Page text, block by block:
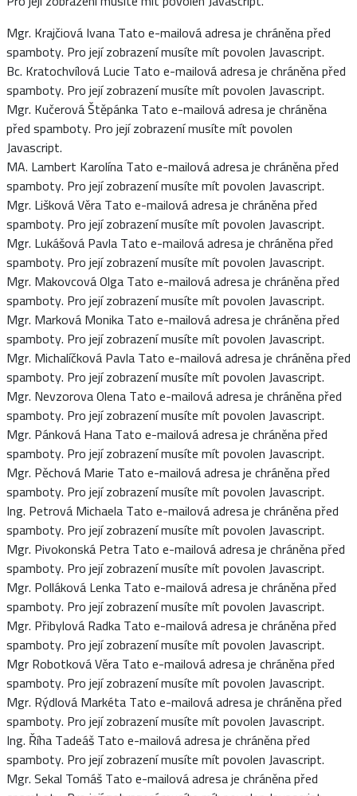
Mgr. Krajčiová IvanaTato e-mailová adresa je chráněna před
spamboty. Pro její zobrazení musíte mít povolen Javascript.
Bc. Kratochvílová Lucie Tato e-mailová adresa je chráněna před
spamboty. Pro její zobrazení musíte mít povolen Javascript.
Mgr. Kučerová ŠtěpánkaTato e-mailová adresa je chráněna
před spamboty. Pro její zobrazení musíte mít povolen
Javascript.
MA. Lambert KarolínaTato e-mailová adresa je chráněna před
spamboty. Pro její zobrazení musíte mít povolen Javascript.
Mgr. Lišková VěraTato e-mailová adresa je chráněna před
spamboty. Pro její zobrazení musíte mít povolen Javascript.
Mgr. Lukášová PavlaTato e-mailová adresa je chráněna před
spamboty. Pro její zobrazení musíte mít povolen Javascript.
Mgr. Makovcová OlgaTato e-mailová adresa je chráněna před
spamboty. Pro její zobrazení musíte mít povolen Javascript.
Mgr. Marková MonikaTato e-mailová adresa je chráněna před
spamboty. Pro její zobrazení musíte mít povolen Javascript.
Mgr. Michalíčková PavlaTato e-mailová adresa je chráněna před
spamboty. Pro její zobrazení musíte mít povolen Javascript.
Mgr. Nevzorova OlenaTato e-mailová adresa je chráněna před
spamboty. Pro její zobrazení musíte mít povolen Javascript.
Mgr. Pánková HanaTato e-mailová adresa je chráněna před
spamboty. Pro její zobrazení musíte mít povolen Javascript.
Mgr. Pěchová Marie Tato e-mailová adresa je chráněna před
spamboty. Pro její zobrazení musíte mít povolen Javascript.
Ing. Petrová MichaelaTato e-mailová adresa je chráněna před
spamboty. Pro její zobrazení musíte mít povolen Javascript.
Mgr. Pivokonská PetraTato e-mailová adresa je chráněna před
spamboty. Pro její zobrazení musíte mít povolen Javascript.
Mgr. Polláková LenkaTato e-mailová adresa je chráněna před
spamboty. Pro její zobrazení musíte mít povolen Javascript.
Mgr. Přibylová RadkaTato e-mailová adresa je chráněna před
spamboty. Pro její zobrazení musíte mít povolen Javascript.
Mgr Robotková VěraTato e-mailová adresa je chráněna před
spamboty. Pro její zobrazení musíte mít povolen Javascript.
Mgr. Rýdlová MarkétaTato e-mailová adresa je chráněna před
spamboty. Pro její zobrazení musíte mít povolen Javascript.
Ing. Říha TadeášTato e-mailová adresa je chráněna před
spamboty. Pro její zobrazení musíte mít povolen Javascript.
Mgr. Sekal TomášTato e-mailová adresa je chráněna před